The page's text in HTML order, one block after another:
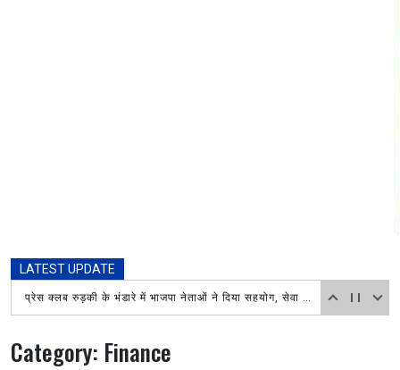
LATEST UPDATE
प्रेस क्लब रुड़की के भंडारे में भाजपा नेताओं ने दिया सहयोग, सेवा कार्य की जमकर सराहना
Category: Finance